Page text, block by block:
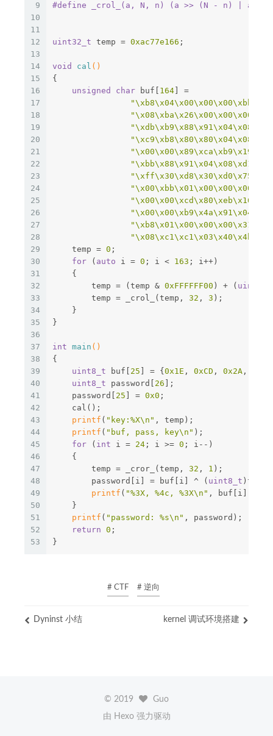
9
10
11
12
13
14
15
16
17
18
19
20
21
22
23
24
25
26
27
28
29
30
31
32
33
34
35
36
37
38
39
40
41
42
43
44
45
46
47
48
49
50
51
52
53
#define _crol_(a, N, n) (a >> (N - n) | a <<
uint32_t temp = 0xac77e166 ;
void cal ()
{
unsigned
char buf[ 164 ] =
    temp =
0 ;
for ( auto i = 0 ; i < 163 ; i++)
    {
        temp = (temp &
0xFFFFFF00 ) + ( uint8_t
        temp = _crol_(temp,
32 , 3 );
    }
}
int main ()
{
uint8_t buf[ 25 ] = { 0x1E , 0xCD , 0x2A ,
uint8_t password[ 26 ];
    password[
25 ] = 0x0 ;
    cal();
printf ( "key:%X\n" , temp);
printf ( "buf, pass, key\n" );
for ( int i = 24 ; i >= 0 ; i--)
    {
        temp = _cror_(temp,
32 , 1 );
        password[i] = buf[i] ^ (
uint8_t )temp;
printf ( "%3X, %4c, %3X\n" , buf[i], (
    }
printf ( "password: %s\n" , password);
return 0 ;
}
# CTF # 逆向
Dyninst 小结 kernel 调试环境搭建
© 2019
Guo
由 Hexo 强力驱动